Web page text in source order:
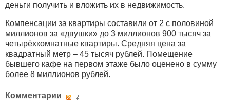
деньги получить и вложить их в недвижимость.
Компенсации за квартиры составили от 2 с половиной
миллионов за «двушки» до 3 миллионов 900 тысяч за
четырёхкомнатные квартиры. Средняя цена за
квадратный метр – 45 тысяч рублей. Помещение
бывшего кафе на первом этаже было оценено в сумму
более 8 миллионов рублей.
Комментарии